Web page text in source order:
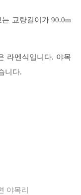
교량길이가 90.0m
라멘식입니다. 야목
니다.
야목리